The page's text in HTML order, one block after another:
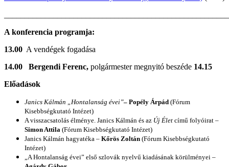
A konferencia programja:
13.00 A vendégek fogadása
14.00 Bergendi Ferenc, polgármester megnyitó beszéde 14.15
Előadások
Janics Kálmán „Hontalanság évei”– Popély Árpád (Fórum
Kisebbségkutató Intézet)
A visszacsatolás élménye. Janics Kálmán és az Új Élet című folyóirat –
Simon Attila (Fórum Kisebbségkutató Intézet)
Janics Kálmán hagyatéka – Kőrös Zoltán (Fórum Kisebbségkutató
Intézet)
„A Hontalanság évei” első szlovák nyelvű kiadásának körülményei –